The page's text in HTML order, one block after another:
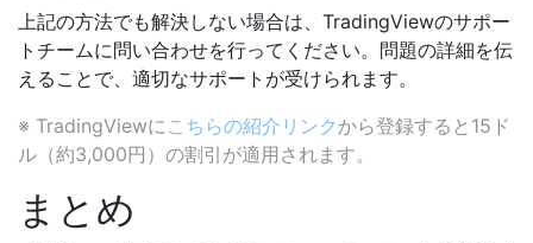
上記の方法でも解決しない場合は、TradingViewのサポー
トチームに問い合わせを行ってください。問題の詳細を伝
えることで、適切なサポートが受けられます。
※ TradingViewにこちらの紹介リンク から登録すると15ド
ル（約3,000円）の割引が適用されます。
まとめ